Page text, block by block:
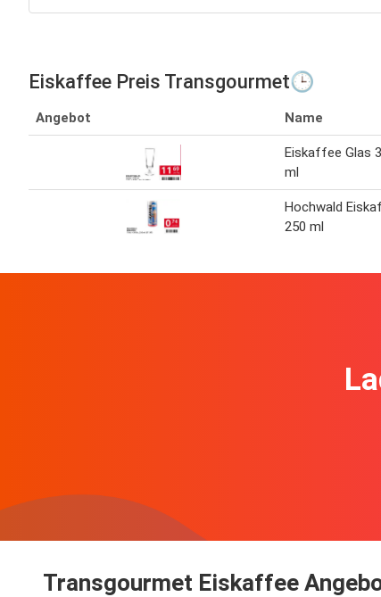
Eiskaffee Preis Transgourmet🕒
Angebot Name
Eiskaffee Glas
ml
Hochwald
250 ml
Transgourmet Eiskaffee